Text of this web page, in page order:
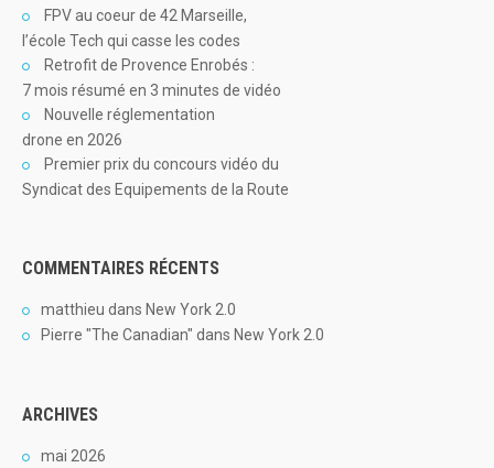
FPV au coeur de 42 Marseille,
l’école Tech qui casse les codes
Retrofit de Provence Enrobés :
7 mois résumé en 3 minutes de vidéo
Nouvelle réglementation
drone en 2026
Premier prix du concours vidéo du
Syndicat des Equipements de la Route
COMMENTAIRES RÉCENTS
matthieu dans New York 2.0
Pierre "The Canadian" dans New York 2.0
ARCHIVES
mai 2026